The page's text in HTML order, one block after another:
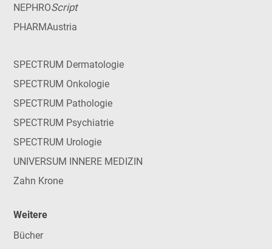
NEPHROScript
PHARMAustria
SPECTRUM Dermatologie
SPECTRUM Onkologie
SPECTRUM Pathologie
SPECTRUM Psychiatrie
SPECTRUM Urologie
UNIVERSUM INNERE MEDIZIN
Zahn Krone
Weitere
Bücher